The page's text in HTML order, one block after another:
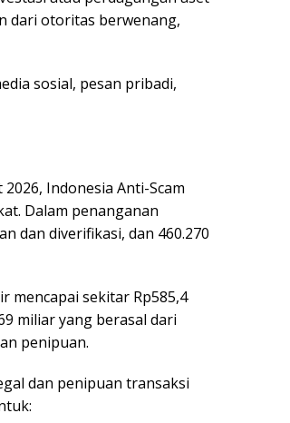
dari otoritas berwenang,
sosial, pesan pribadi,
Indonesia Anti-Scam
Dalam penanganan
dan diverifikasi, dan 460.270
mencapai sekitar Rp585,4
miliar yang berasal dari
penipuan.
dan penipuan transaksi